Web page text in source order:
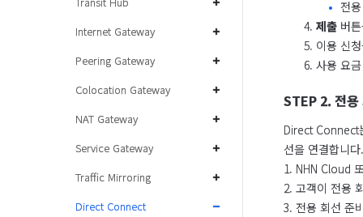
Internet Gateway
Peering Gateway
Colocation Gateway
NAT Gateway
Service Gateway
Traffic Mirroring
Direct Connect
전
제출 버
이용 신
사용 요
STEP 2. 전용
Direct Connect
선을 연결합니
1. NHN Cloud
2. 고객이 전용
3. 전용 회선 준